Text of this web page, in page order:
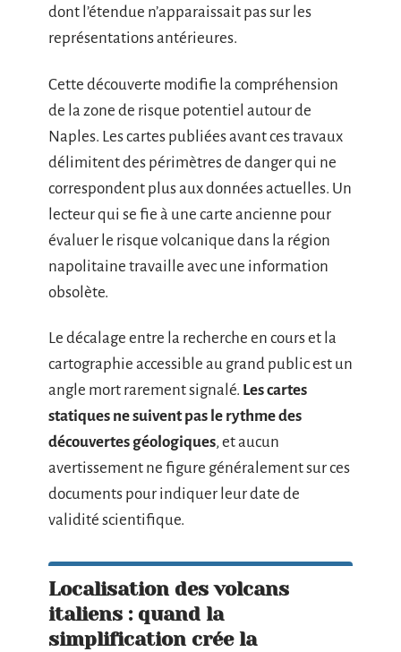
dont l’étendue n’apparaissait pas sur les
représentations antérieures.
Cette découverte modifie la compréhension
de la zone de risque potentiel autour de
Naples. Les cartes publiées avant ces travaux
délimitent des périmètres de danger qui ne
correspondent plus aux données actuelles. Un
lecteur qui se fie à une carte ancienne pour
évaluer le risque volcanique dans la région
napolitaine travaille avec une information
obsolète.
Le décalage entre la recherche en cours et la
cartographie accessible au grand public est un
angle mort rarement signalé. Les cartes
statiques ne suivent pas le rythme des
découvertes géologiques, et aucun
avertissement ne figure généralement sur ces
documents pour indiquer leur date de
validité scientifique.
Localisation des volcans
italiens : quand la
simplification crée la